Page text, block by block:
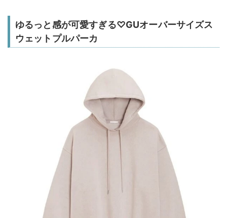
ゆるっと感が可愛すぎる♡GUオーバーサイズス
ウェットプルパーカ